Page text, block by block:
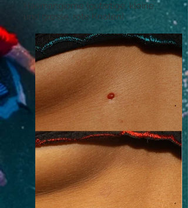
Haemangiome (gutartige, kleine
und grosse, rote Knoten)